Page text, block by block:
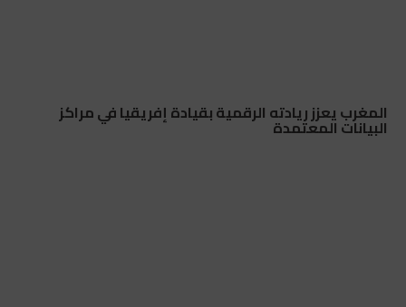
المغرب يعزز ريادته الرقمية بقيادة إفريقيا في مراكز
البيانات المعتمدة